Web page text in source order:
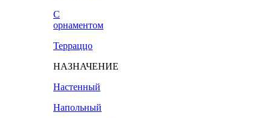
С
орнаментом
Терраццо
НАЗНАЧЕНИЕ
Настенный
Напольный